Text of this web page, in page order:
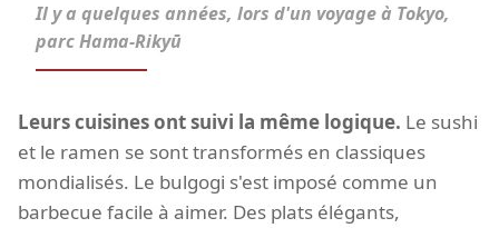
Il y a quelques années, lors d'un voyage à Tokyo,
parc Hama‑Rikyū
Leurs cuisines ont suivi la même logique. Le sushi
et le ramen se sont transformés en classiques
mondialisés. Le bulgogi s'est imposé comme un
barbecue facile à aimer. Des plats élégants,